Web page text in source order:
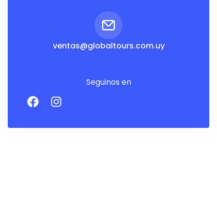
ventas@globaltours.com.uy
Seguinos en